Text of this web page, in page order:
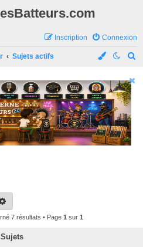
Connexion
Inscription
Sujets actifs
7 résultats • Page 1 sur 1
Sujets